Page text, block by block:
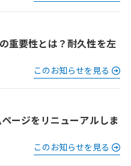
重要性とは？耐久性を左
このお知らせを見る
ージをリニューアルしま
このお知らせを見る